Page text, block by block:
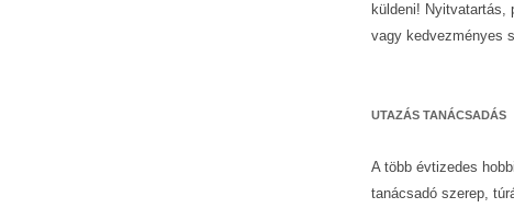
küldeni! Nyitvatartás,
vagy kedvezményes
UTAZÁS TANÁCSADÁS
A több évtizedes
tanácsadó szerep,